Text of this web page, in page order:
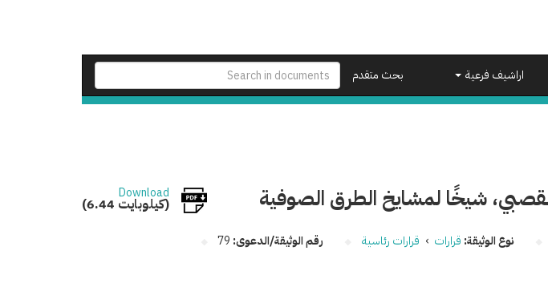
بحث متقدم
اراشيف فرعية
شيخًا لمشايخ الطرق الصوفية Download
(6.44 كيلوبايت)
نوع الوثيقة: قرارات › قرارات رئاسية رقم الوثيقة/الدعوى: 79